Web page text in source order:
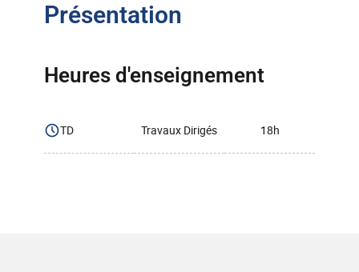
Présentation
Heures d'enseignement
TD Travaux Dirigés 18h